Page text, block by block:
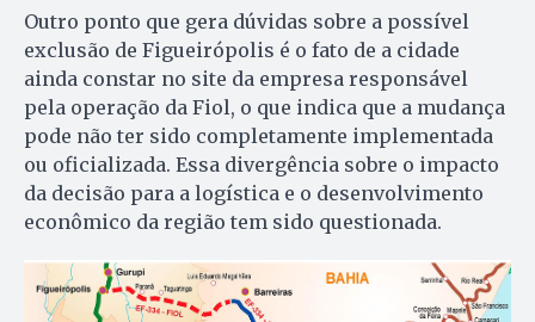
Outro ponto que gera dúvidas sobre a possível
exclusão de Figueirópolis é o fato de a cidade
ainda constar no site da empresa responsável
pela operação da Fiol, o que indica que a mudança
pode não ter sido completamente implementada
ou oficializada. Essa divergência sobre o impacto
da decisão para a logística e o desenvolvimento
econômico da região tem sido questionada.